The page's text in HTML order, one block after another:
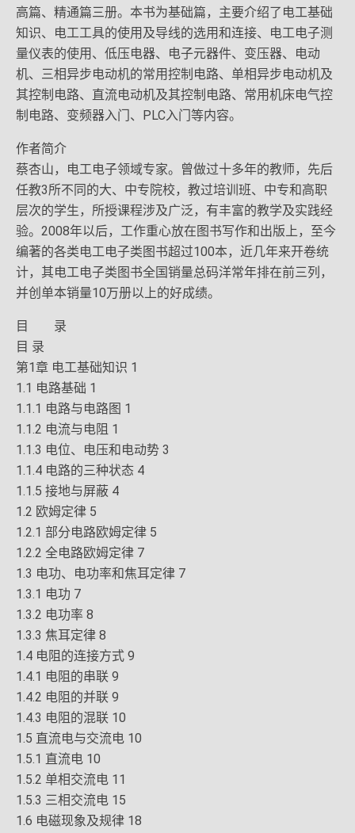
高篇、精通篇三册。本书为基础篇，主要介绍了电工基础
知识、电工工具的使用及导线的选用和连接、电工电子测
量仪表的使用、低压电器、电子元器件、变压器、电动
机、三相异步电动机的常用控制电路、单相异步电动机及
其控制电路、直流电动机及其控制电路、常用机床电气控
制电路、变频器入门、PLC入门等内容。
作者简介
蔡杏山，电工电子领域专家。曾做过十多年的教师，先后
任教3所不同的大、中专院校，教过培训班、中专和高职
层次的学生，所授课程涉及广泛，有丰富的教学及实践经
验。2008年以后，工作重心放在图书写作和出版上，至今
编著的各类电工电子类图书超过100本，近几年来开卷统
计，其电工电子类图书全国销量总码洋常年排在前三列，
并创单本销量10万册以上的好成绩。
目 录
目 录
第1章 电工基础知识 1
1.1 电路基础 1
1.1.1 电路与电路图 1
1.1.2 电流与电阻 1
1.1.3 电位、电压和电动势 3
1.1.4 电路的三种状态 4
1.1.5 接地与屏蔽 4
1.2 欧姆定律 5
1.2.1 部分电路欧姆定律 5
1.2.2 全电路欧姆定律 7
1.3 电功、电功率和焦耳定律 7
1.3.1 电功 7
1.3.2 电功率 8
1.3.3 焦耳定律 8
1.4 电阻的连接方式 9
1.4.1 电阻的串联 9
1.4.2 电阻的并联 9
1.4.3 电阻的混联 10
1.5 直流电与交流电 10
1.5.1 直流电 10
1.5.2 单相交流电 11
1.5.3 三相交流电 15
1.6 电磁现象及规律 18